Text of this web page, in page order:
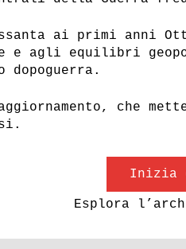
ai primi anni
e agli equilibri
dopoguerra.
che
Inizia
Esplora